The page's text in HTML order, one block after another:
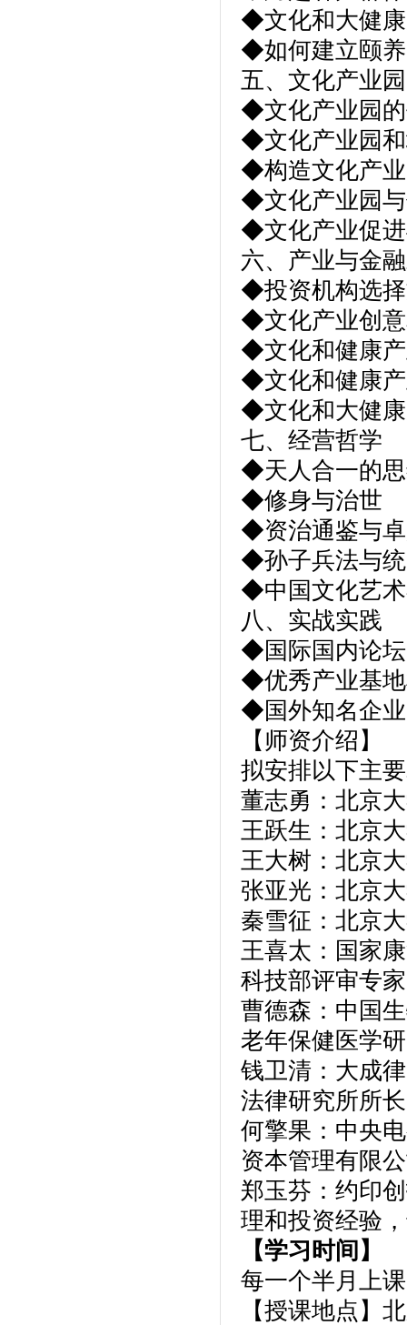
◆文化和大健
◆如何建立颐
五、文化产业园
◆文化产业园
◆文化产业园
◆构造文化产
◆文化产业园
◆文化产业促
六、产业与金
◆投资机构选
◆文化产业创
◆文化和健康
◆文化和健康
◆文化和大健
七、经营哲学
◆天人合一的
◆修身与治世
◆资治通鉴与
◆孙子兵法与
◆中国文化艺
八、实战实践
◆国际国内论坛
◆优秀产业基
◆国外知名企
【师资介绍】
拟安排以下主
董志勇：北京
王跃生：北京
王大树：北京
张亚光：北京
秦雪征：北京
王喜太：国家
科技部评审专家
曹德森：中国
老年保健医学
钱卫清：大成
法律研究所所
何擎果：中央
资本管理有限
郑玉芬：约印
理和投资经验
【学习时间】
每一个半月上
【授课地点】